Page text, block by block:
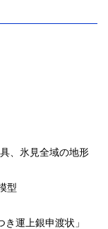
、氷見全域の地形
型
運上銀申渡状」